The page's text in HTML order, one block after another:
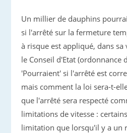
Un millier de dauphins
si l'arrêté sur la fermeture
à risque est appliqué, dans
le Conseil d'Etat (ordonnance
'Pourraient' si l'arrêté est
mais comment la loi sera-t-
que l'arrêté sera respecté
limitations de vitesse :
limitation que lorsqu'il y a un